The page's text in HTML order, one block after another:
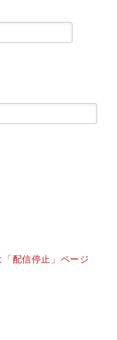
配信停止」ページ